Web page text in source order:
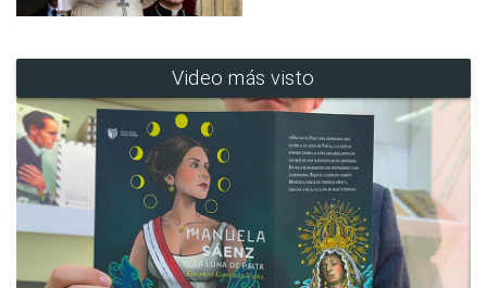
Video más visto